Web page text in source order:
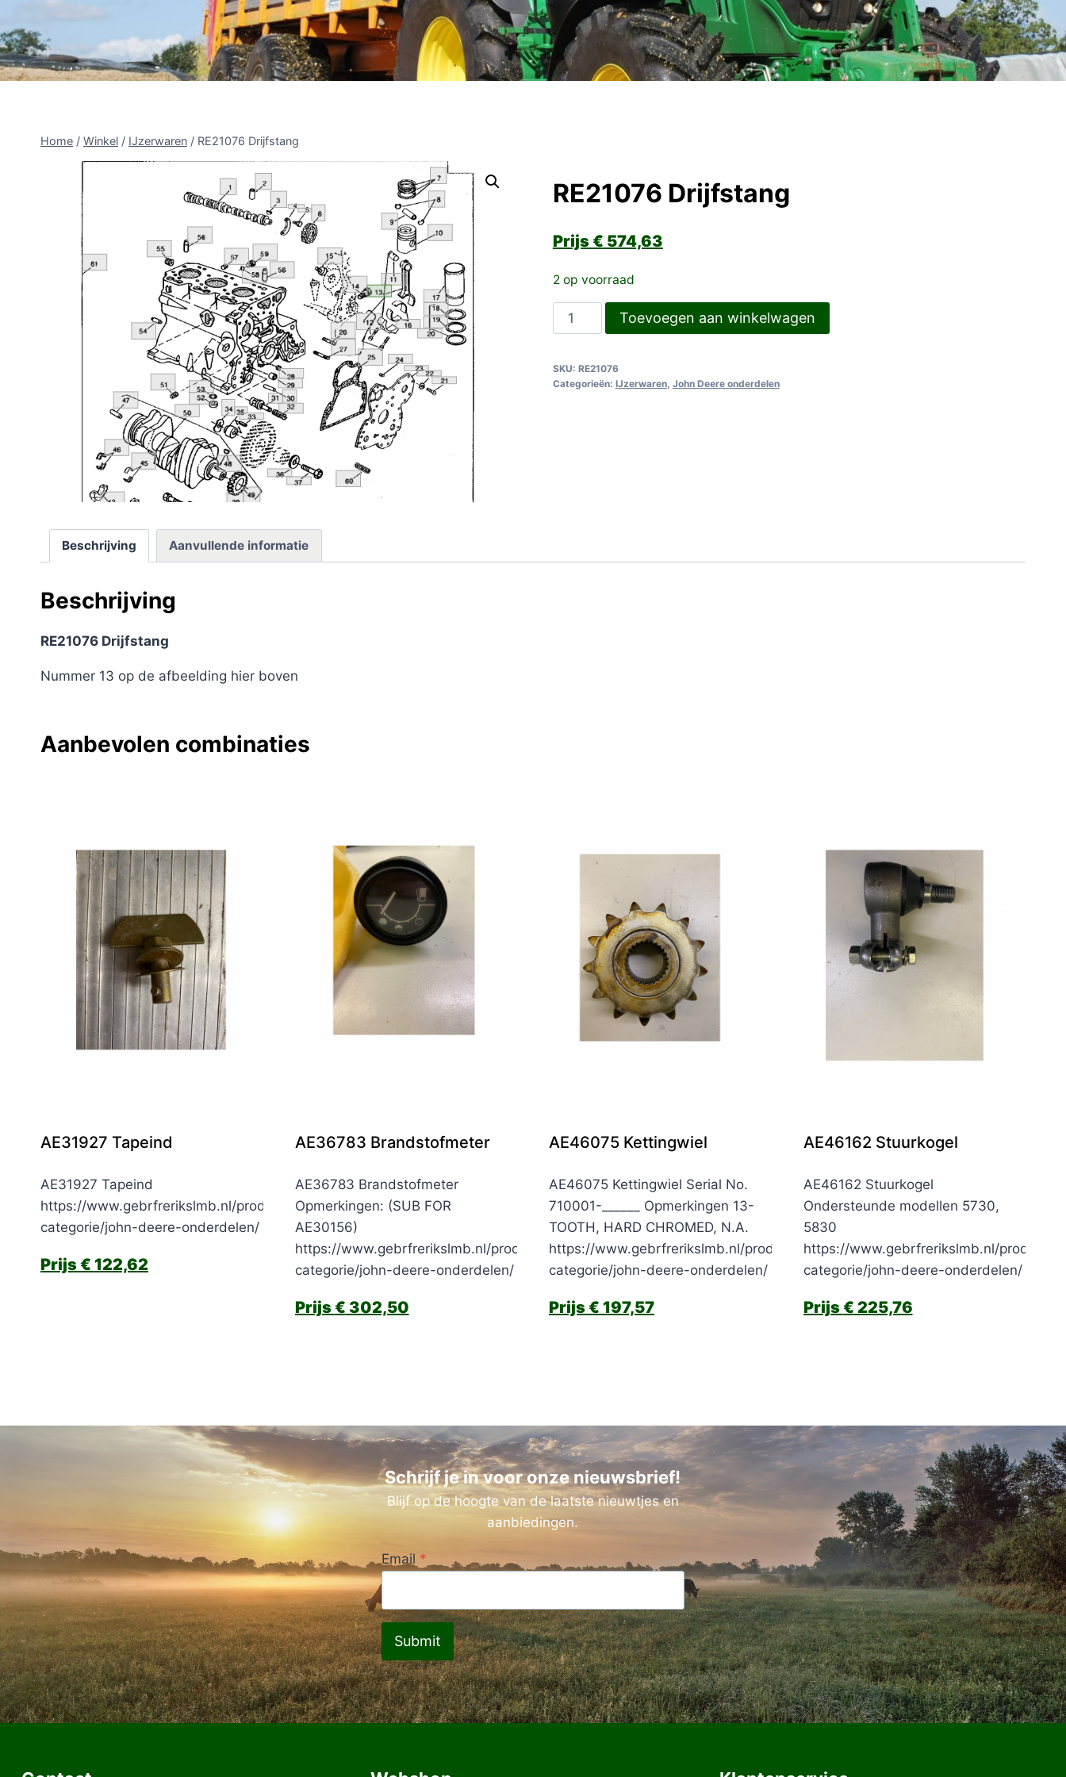
Home / Winkel / IJzerwaren / RE21076 Drijfstang
RE21076 Drijfstang
€ 574,63
2 op voorraad
RE21076
Drijfstang
Toevoegen aan winkelwagen
SKU: RE21076
Categorieën: IJzerwaren, John Deere onderdelen
Beschrijving Aanvullende informatie
Beschrijving
RE21076 Drijfstang
Nummer 13 op de afbeelding hier boven
Aanbevolen combinaties
AE31927 Tapeind
AE31927 Tapeind
https://www.gebrfrerikslmb.nl/product-
categorie/john-deere-onderdelen/
€ 122,62
AE36783 Brandstofmeter
AE36783 Brandstofmeter
Opmerkingen: (SUB FOR
AE30156)
https://www.gebrfrerikslmb.nl/product-
categorie/john-deere-onderdelen/
€ 302,50
AE46075 Kettingwiel
AE46075 Kettingwiel Serial No.
710001-______ Opmerkingen 13-
TOOTH, HARD CHROMED, N.A.
https://www.gebrfrerikslmb.nl/product-
categorie/john-deere-onderdelen/
€ 197,57
AE46162 Stuurkogel
AE46162 Stuurkogel
Ondersteunde modellen 5730,
5830
https://www.gebrfrerikslmb.nl/product-
categorie/john-deere-onderdelen/
€ 225,76
Schrijf je in voor onze nieuwsbrief!
Blijf op de hoogte van de laatste nieuwtjes en
aanbiedingen.
Email *
Submit